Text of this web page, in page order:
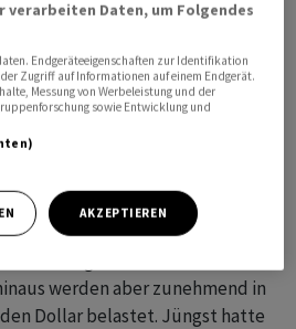
Euro, sondern vielmehr eine
Hintergrund sind
Geldpolitik der US-Notenbank
in den USA zuletzt deutlich
an den Märkten zunehmend
Straffung gewettet.
setzen zwar weiterhin
der Federal Reserve auf der
werden aber zunehmend in
Dollar belastet. Jüngst hatte
verarbeiten Daten, um Folgendes
Endgeräteeigenschaften zur Identifikation
Zugriff auf Informationen auf einem Endgerät.
Messung von Werbeleistung und der
sowie Entwicklung und
AKZEPTIEREN